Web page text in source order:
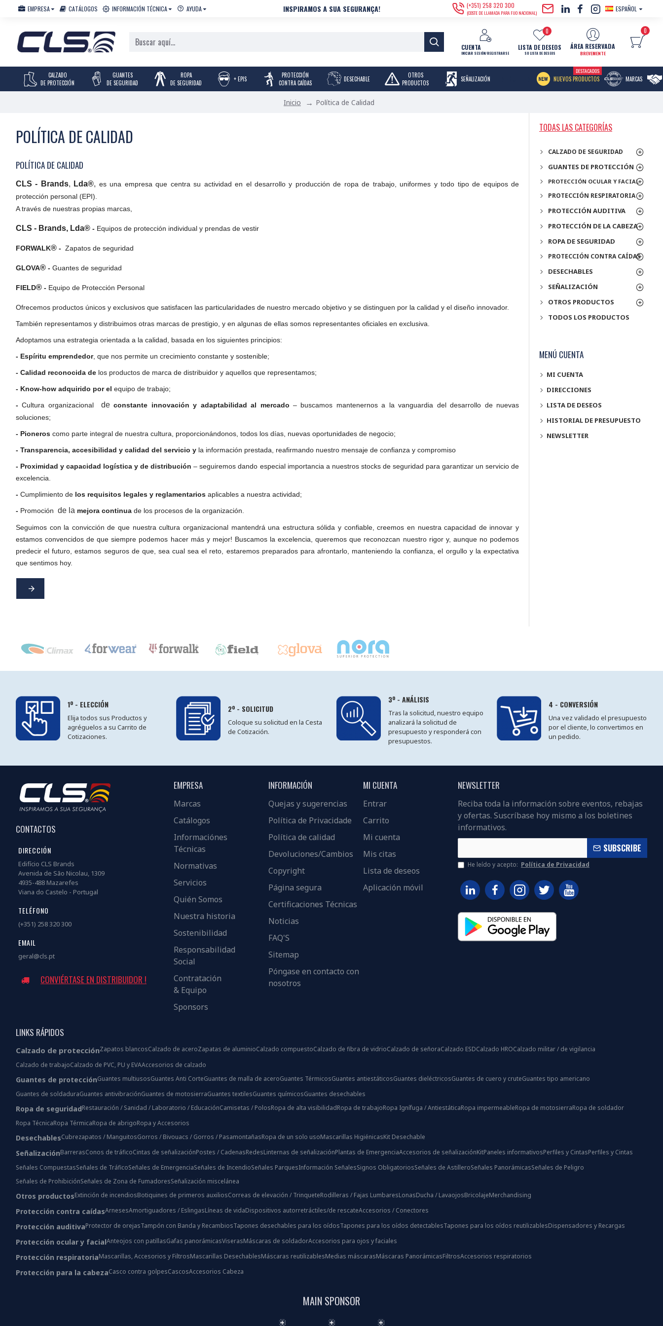
EMPRESA CATÁLOGOS INFORMACIÓN TÉCNICA AYUDA INSPIRAMOS A SUA SEGURANÇA! (+351) 258 320 300
(COSTE DE LLAMADA PARA FIJO NACIONAL)
ESPAÑOL
CUENTA
INICIAR SESIÓN/REGISTRARSE
LISTA DE DESEOS
SU LISTA DE DESEOS
0
ÁREA RESERVADA
BREVEMENTE
0
CALZADO
DE PROTECCIÓN
GUANTES
DE SEGURIDAD
ROPA
DE SEGURIDAD
+ EPIS
PROTECCIÓN
CONTRA CAÍDAS
DESECHABLE
OTROS
PRODUCTOS
SEÑALIZACIÓN NUEVOS PRODUCTOS
DESTACADOS
MARCAS
Inicio Política de Calidad
POLÍTICA DE CALIDAD
POLÍTICA DE CALIDAD
CLS - Brands, Lda®, es una empresa que centra su actividad en el desarrollo y producción de ropa de trabajo, uniformes y todo tipo de equipos de
protección personal (EPI).
A través de nuestras propias marcas,
CLS - Brands, Lda® - Equipos de protección individual y prendas de vestir
FORWALK® - Zapatos de seguridad
GLOVA® - Guantes de seguridad
FIELD® - Equipo de Protección Personal
Ofrecemos productos únicos y exclusivos que satisfacen las particularidades de nuestro mercado objetivo y se distinguen por la calidad y el diseño innovador.
También representamos y distribuimos otras marcas de prestigio, y en algunas de ellas somos representantes oficiales en exclusiva.
Adoptamos una estrategia orientada a la calidad, basada en los siguientes principios:
- Espíritu emprendedor, que nos permite un crecimiento constante y sostenible;
- Calidad reconocida de los productos de marca de distribuidor y aquellos que representamos;
- Know-how adquirido por el equipo de trabajo;
-Cultura organizacional deconstante innovación y adaptabilidad al mercado – buscamos mantenernos a la vanguardia del desarrollo de nuevas
soluciones;
- Pioneros como parte integral de nuestra cultura, proporcionándonos, todos los días, nuevas oportunidades de negocio;
- Transparencia, accesibilidad y calidad del servicio y la información prestada, reafirmando nuestro mensaje de confianza y compromiso
- Proximidad y capacidad logística y de distribución – seguiremos dando especial importancia a nuestros stocks de seguridad para garantizar un servicio de
excelencia.
- Cumplimiento de los requisitos legales y reglamentarios aplicables a nuestra actividad;
- Promoción de la mejora continua de los procesos de la organización.
Seguimos con la convicción de que nuestra cultura organizacional mantendrá una estructura sólida y confiable, creemos en nuestra capacidad de innovar y
estamos convencidos de que siempre podemos hacer más y mejor! Buscamos la excelencia, queremos que reconozcan nuestro rigor y, aunque no podemos
predecir el futuro, estamos seguros de que, sea cual sea el reto, estaremos preparados para afrontarlo, manteniendo la confianza, el orgullo y la expectativa
que sentimos hoy.
TODAS LAS CATEGORÍAS
CALZADO DE SEGURIDAD
GUANTES DE PROTECCIÓN
PROTECCIÓN OCULAR Y FACIAL
PROTECCIÓN RESPIRATORIA
PROTECCIÓN AUDITIVA
PROTECCIÓN DE LA CABEZA
ROPA DE SEGURIDAD
PROTECCIÓN CONTRA CAÍDAS
DESECHABLES
SEÑALIZACIÓN
OTROS PRODUCTOS
TODOS LOS PRODUCTOS
MENÚ CUENTA
MI CUENTA
DIRECCIONES
LISTA DE DESEOS
HISTORIAL DE PRESUPUESTO
NEWSLETTER
1º - ELECCIÓN
Elija todos sus Productos y
agréguelos a su Carrito de
Cotizaciones.
2º - SOLICITUD
Coloque su solicitud en la Cesta
de Cotización.
3º - ANÁLISIS
Tras la solicitud, nuestro equipo
analizará la solicitud de
presupuesto y responderá con
presupuestos.
4 - CONVERSIÓN
Una vez validado el presupuesto
por el cliente, lo convertimos en
un pedido.
CONTACTOS
DIRECCIÓN
Edifício CLS Brands
Avenida de São Nicolau, 1309
4935-488 Mazarefes
Viana do Castelo - Portugal
TELÉFONO
(+351) 258 320 300
EMAIL
geral@cls.pt
CONVIÉRTASE EN DISTRIBUIDOR !
EMPRESA
Marcas
Catálogos
Informaciónes
Técnicas
Normativas
Servicios
Quién Somos
Nuestra historia
Sostenibilidad
Responsabilidad
Social
Contratación
& Equipo
Sponsors
INFORMACIÓN
Quejas y sugerencias
Política de Privacidade
Política de calidad
Devoluciones/Cambios
Copyright
Página segura
Certificaciones Técnicas
Noticias
FAQ'S
Sitemap
Póngase en contacto con
nosotros
MI CUENTA
Entrar
Carrito
Mi cuenta
Mis citas
Lista de deseos
Aplicación móvil
NEWSLETTER
Reciba toda la información sobre eventos, rebajas
y ofertas. Suscríbase hoy mismo a los boletines
informativos.
SUBSCRIBE
He leído y acepto: Política de Privacidad
LINKS RÁPIDOS
Calzado de protecciónZapatos blancosCalzado de aceroZapatas de aluminioCalzado compuestoCalzado de fibra de vidrioCalzado de señoraCalzado ESDCalzado HROCalzado militar / de vigilancia
Calzado de trabajoCalzado de PVC, PU y EVAAccesorios de calzado
Guantes de protecciónGuantes multiusosGuantes Anti CorteGuantes de malla de aceroGuantes TérmicosGuantes antiestáticosGuantes dieléctricosGuantes de cuero y cruteGuantes tipo americano
Guantes de soldaduraGuantes antivibraciónGuantes de motosierraGuantes textilesGuantes químicosGuantes desechables
Ropa de seguridadRestauración / Sanidad / Laboratorio / EducaciónCamisetas / PolosRopa de alta visibilidadRopa de trabajoRopa Ignífuga / AntiestáticaRopa impermeableRopa de motosierraRopa de soldador
Ropa TécnicaRopa TérmicaRopa de abrigoRopa y Accesorios
DesechablesCubrezapatos / ManguitosGorros / Bivouacs / Gorros / PasamontañasRopa de un solo usoMascarillas HigiénicasKit Desechable
SeñalizaciónBarrerasConos de tráficoCintas de señalizaciónPostes / CadenasRedesLinternas de señalizaciónPlantas de EmergenciaAccesorios de señalizaciónKitPaneles informativosPerfiles y CintasPerfiles y Cintas
Señales CompuestasSeñales de TráficoSeñales de EmergenciaSeñales de IncendioSeñales ParquesInformación SeñalesSignos ObligatoriosSeñales de AstilleroSeñales PanorámicasSeñales de Peligro
Señales de ProhibiciónSeñales de Zona de FumadoresSeñalización miscelánea
Otros productosExtinción de incendiosBotiquines de primeros auxiliosCorreas de elevación / TrinqueteRodilleras / Fajas LumbaresLonasDucha / LavaojosBricolajeMerchandising
Protección contra caídasArnesesAmortiguadores / EslingasLíneas de vidaDispositivos autorretráctiles/de rescateAccesorios / Conectores
Protección auditivaProtector de orejasTampón con Banda y RecambiosTapones desechables para los oídosTapones para los oídos detectablesTapones para los oídos reutilizablesDispensadores y Recargas
Protección ocular y facialAnteojos con patillasGafas panorámicasViserasMáscaras de soldadorAccesorios para ojos y faciales
Protección respiratoriaMascarillas, Accesorios y FiltrosMascarillas DesechablesMáscaras reutilizablesMedias máscarasMáscaras PanorámicasFiltrosAccesorios respiratorios
Protección para la cabezaCasco contra golpesCascosAccesorios Cabeza
MAIN SPONSOR